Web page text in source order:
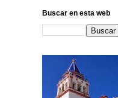
Buscar en esta web